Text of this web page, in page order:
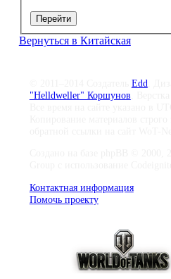
Перейти
Вернуться в Китайская
Edd
"Helldweller" Коршунов
Контактная информация
Помочь проекту